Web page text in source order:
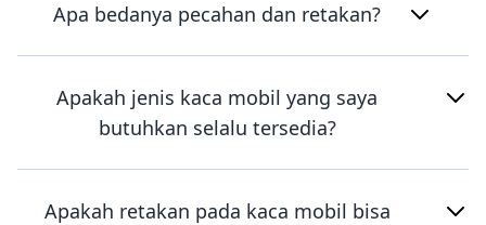
Apa bedanya pecahan dan retakan?
Apakah jenis kaca mobil yang saya
butuhkan selalu tersedia?
Apakah retakan pada kaca mobil bisa